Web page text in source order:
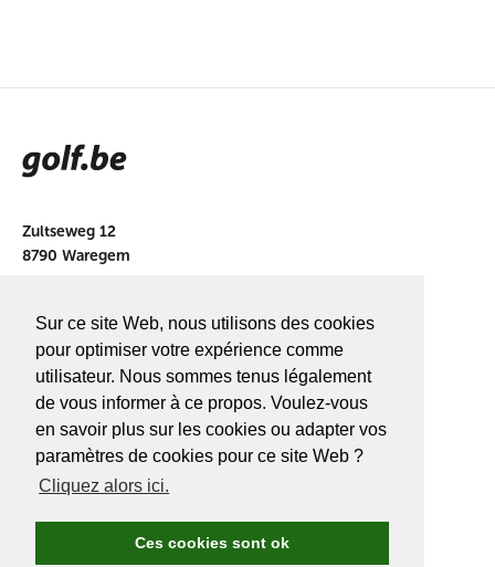
Sur ce site Web, nous utilisons des cookies
pour optimiser votre expérience comme
utilisateur. Nous sommes tenus légalement
de vous informer à ce propos. Voulez-vous
en savoir plus sur les cookies ou adapter vos
paramètres de cookies pour ce site Web ?
Cliquez alors ici.
Ces cookies sont ok
Zultseweg 12
8790 Waregem
BE 0466527339
A PROPOS DEGOLF.BE
Avantages Golf.be